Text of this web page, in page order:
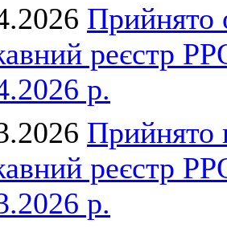
Прийнято
реєстр
р.
Прийнято
реєстр
р.